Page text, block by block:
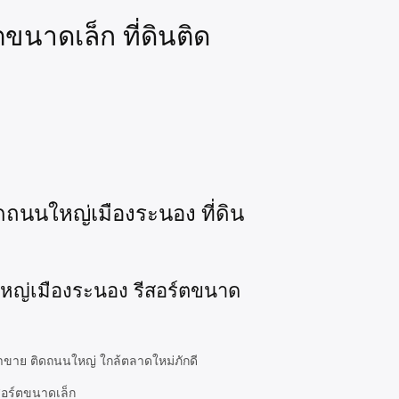
ขนาดเล็ก ที่ดินติด
นนใหญ่เมืองระนอง ที่ดิน
ญ่เมืองระนอง รีสอร์ตขนาด
ขาย ติดถนนใหญ่ ใกล้ตลาดใหม่ภักดี